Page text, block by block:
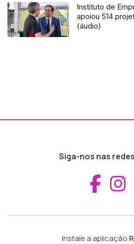
Instituto de
apoiou 514
(áudio)
Siga-nos nas
Instale a aplicação